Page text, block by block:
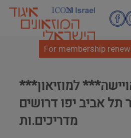
Skip
For membership
***המשרה אויישה*** למוזיאון
תל אביב יפו דרושים
מדריכים.ות